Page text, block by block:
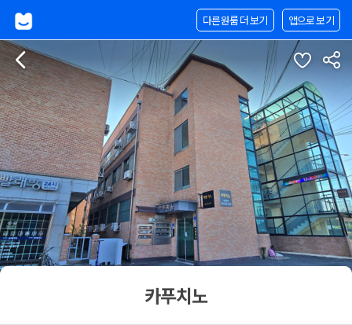
앱으로 보기
다른원룸 더 보기
카푸치노